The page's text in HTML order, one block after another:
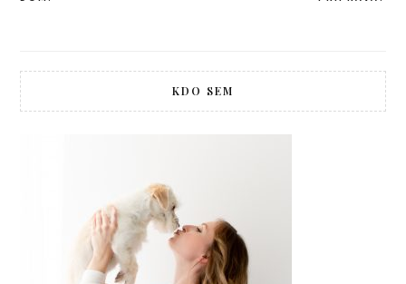
KDO SEM